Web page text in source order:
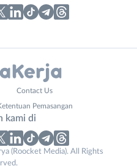
Contact Us
Pemasangan
kami di
(Roocket Media). All Rights